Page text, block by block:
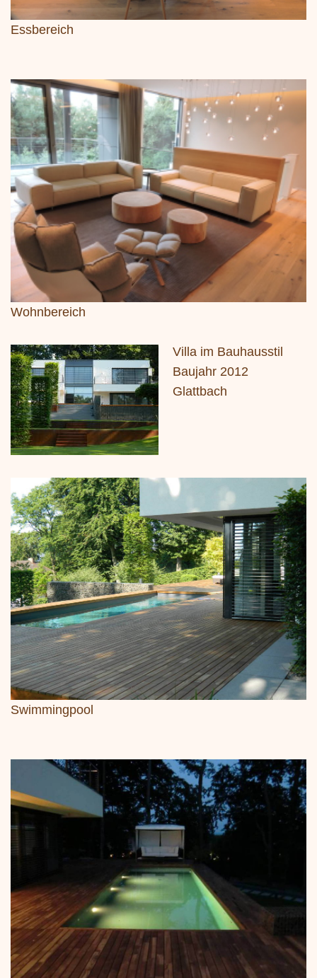
Essbereich
Wohnbereich
Villa im Bauhausstil
Baujahr 2012
Glattbach
Swimmingpool